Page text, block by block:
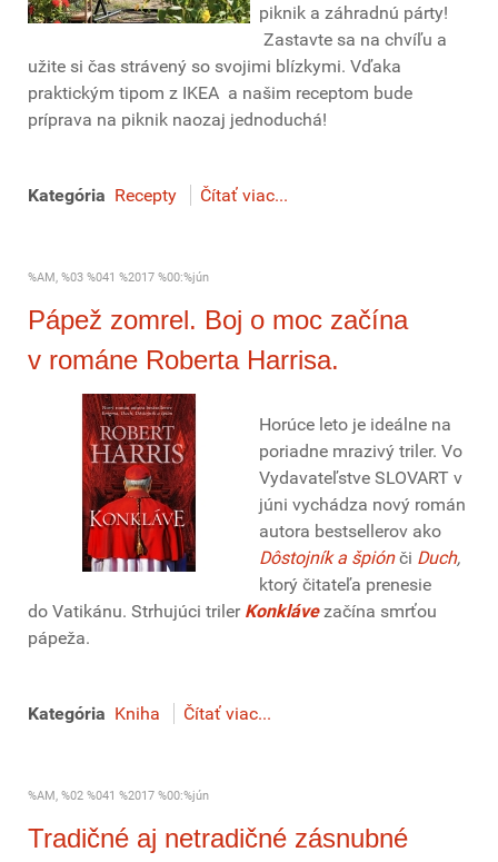
piknik a záhradnú párty!
Zastavte sa na chvíľu a
užite si čas strávený so svojimi blízkymi. Vďaka
praktickým tipom z IKEA a našim receptom bude
príprava na piknik naozaj jednoduchá!
Kategória Recepty Čítať viac...
%AM, %03 %041 %2017 %00:%jún
Pápež zomrel. Boj o moc začína
v románe Roberta Harrisa.
Horúce leto je ideálne na
poriadne mrazivý triler. Vo
Vydavateľstve SLOVART v
júni vychádza nový román
autora bestsellerov ako
Dôstojník a špiónči Duch,
ktorý čitateľa prenesie
do Vatikánu. Strhujúci triler Konklávezačína smrťou
pápeža.
Kategória Kniha Čítať viac...
%AM, %02 %041 %2017 %00:%jún
Tradičné aj netradičné zásnubné